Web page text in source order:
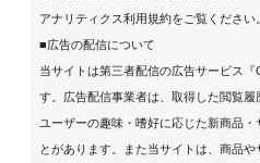
アナリティクス利用規約をご覧ください。
■広告の配信について
当サイトは第三者配信の広告サービス
す。広告配信事業者は、取得した閲覧履
ユーザーの趣味・嗜好に応じた新商品
とがあります。また当サイトは、商品